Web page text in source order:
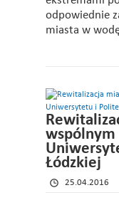
odpowiednie
miasta w
Łódzkiej
25.04.2016